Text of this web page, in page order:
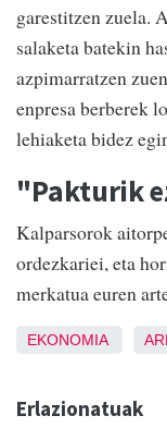
garestitzen zuela.
salaketa batekin
azpimarratzen
enpresa berberek
lehiaketa bidez
"Pakturik
Kalparsorok
ordezkariei, eta
merkatua euren
EKONOMIA
Erlazionatuak